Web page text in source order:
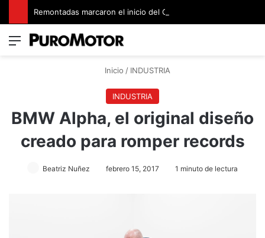
Menú
Inicio / INDUSTRIA
INDUSTRIA
BMW Alpha, el original diseño
creado para romper records
Beatriz Nuñez febrero 15, 2017 1 minuto de lectura